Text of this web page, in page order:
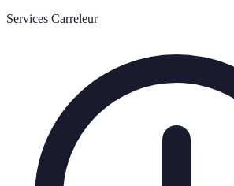
Services Carreleur